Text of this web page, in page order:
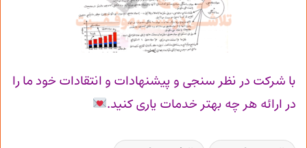
با شرکت در نظر سنجی و پیشنهادات و انتقادات خود ما را
در ارائه هر چه بهتر خدمات یاری کنید.